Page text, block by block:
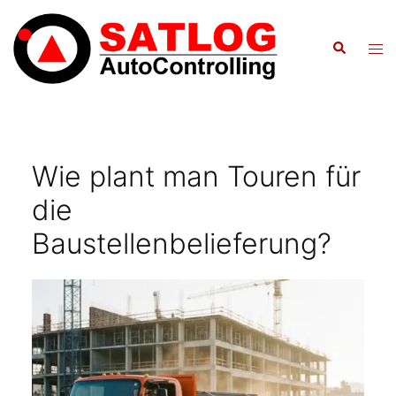
Inhalt
springen
Suche
Wie plant man Touren für
die
Baustellenbelieferung?